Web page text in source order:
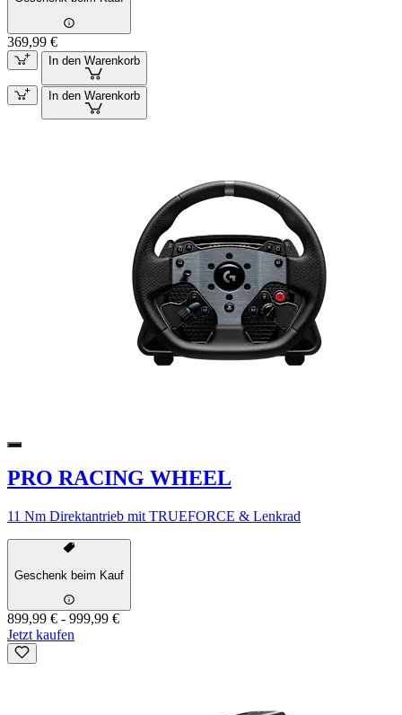
369,99 €
In den Warenkorb
In den Warenkorb
PRO RACING WHEEL
11 Nm Direktantrieb mit TRUEFORCE & Lenkrad
Geschenk beim Kauf
899,99 € - 999,99 €
Jetzt kaufen